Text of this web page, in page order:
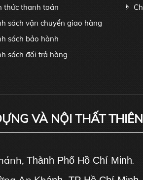
thức thanh toán
sách vận chuyển giao hàng
sách bảo hành
sách đổi trả hàng
VÀ NỘI THẤT
Thành Phố Hồ Chí Minh.